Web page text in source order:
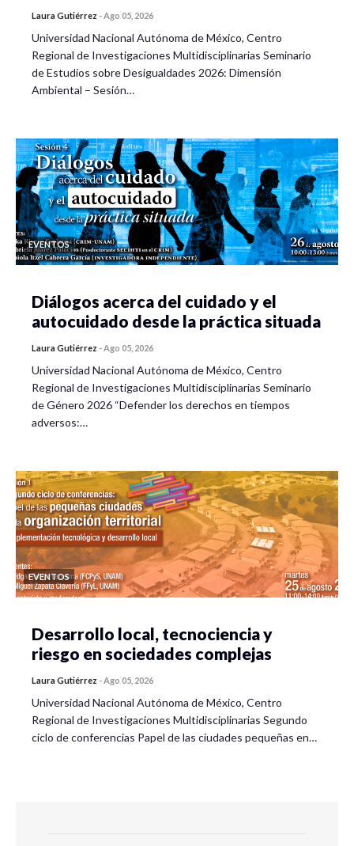
Laura Gutiérrez -Ago 05, 2026
Universidad Nacional Autónoma de México, Centro
Regional de Investigaciones Multidisciplinarias Seminario
de Estudios sobre Desigualdades 2026: Dimensión
Ambiental – Sesión…
EVENTOS
Diálogos acerca del cuidado y el
autocuidado desde la práctica situada
Laura Gutiérrez -Ago 05, 2026
Universidad Nacional Autónoma de México, Centro
Regional de Investigaciones Multidisciplinarias Seminario
de Género 2026 “Defender los derechos en tiempos
adversos:…
EVENTOS
Desarrollo local, tecnociencia y
riesgo en sociedades complejas
Laura Gutiérrez -Ago 05, 2026
Universidad Nacional Autónoma de México, Centro
Regional de Investigaciones Multidisciplinarias Segundo
ciclo de conferencias Papel de las ciudades pequeñas en…